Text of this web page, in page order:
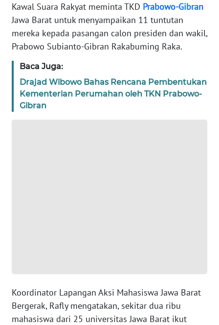
Kawal Suara Rakyat meminta TKD Prabowo-Gibran
Jawa Barat untuk menyampaikan 11 tuntutan
mereka kepada pasangan calon presiden dan wakil,
Prabowo Subianto-Gibran Rakabuming Raka.
Baca Juga:
Drajad Wibowo Bahas Rencana Pembentukan
Kementerian Perumahan oleh TKN Prabowo-
Gibran
Koordinator Lapangan Aksi Mahasiswa Jawa Barat
Bergerak, Rafly mengatakan, sekitar dua ribu
mahasiswa dari 25 universitas Jawa Barat ikut
SIBER
REDAKSI
KARIR
DISCLAIMER
Wahana
News
BANTEN
WN
NTT